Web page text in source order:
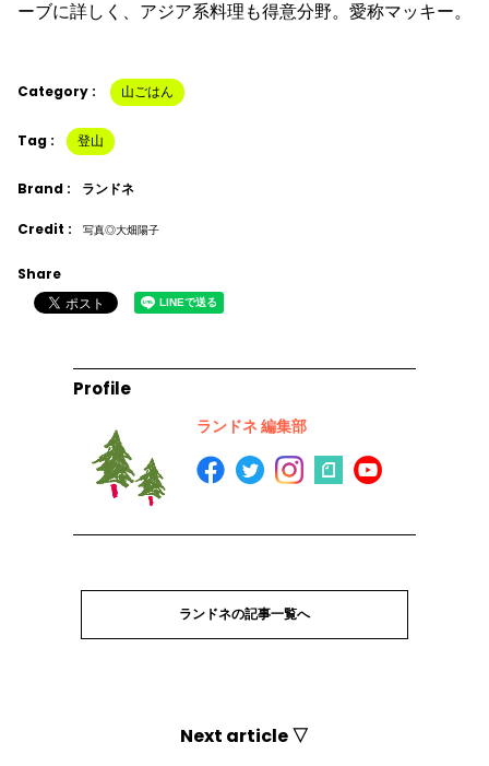
ーブに詳しく、アジア系料理も得意分野。愛称マッキー。
Category : 山ごはん
Tag : 登山
Brand : ランドネ
Credit : 写真◎大畑陽子
Share
Profile
ランドネ 編集部
ランドネの記事一覧へ
Next article ▽